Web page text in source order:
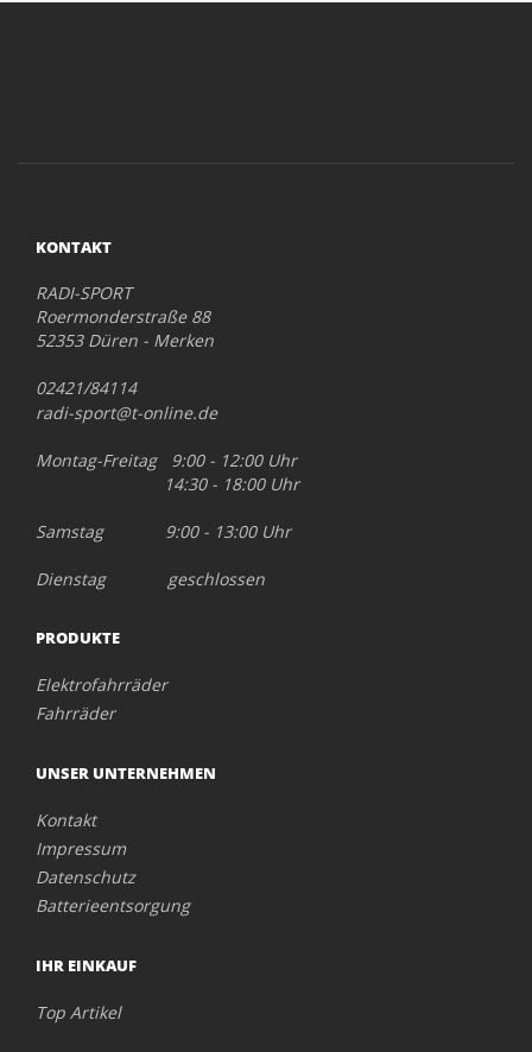
KONTAKT
RADI-SPORT
Roermonderstraße 88
52353 Düren - Merken
02421/84114
radi-sport@t-online.de
Montag-Freitag 9:00 - 12:00 Uhr
14:30 - 18:00 Uhr
Samstag 9:00 - 13:00 Uhr
Dienstag geschlossen
PRODUKTE
Elektrofahrräder
Fahrräder
UNSER UNTERNEHMEN
Kontakt
Impressum
Datenschutz
Batterieentsorgung
IHR EINKAUF
Top Artikel